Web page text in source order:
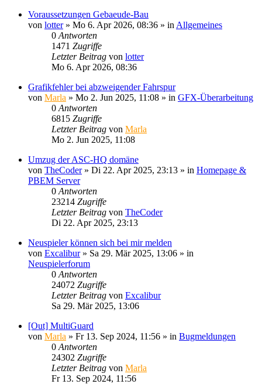
Voraussetzungen Gebaeude-Bau
von lotter» Mo 6. Apr 2026, 08:36 » in Allgemeines
0 Antworten
1471 Zugriffe
Letzter Beitrag von lotter
Mo 6. Apr 2026, 08:36
Grafikfehler bei abzweigender Fahrspur
von Marla » Mo 2. Jun 2025, 11:08 » in GFX-Überarbeitung
0 Antworten
6815 Zugriffe
Letzter Beitrag von Marla
Mo 2. Jun 2025, 11:08
Umzug der ASC-HQ domäne
von TheCoder» Di 22. Apr 2025, 23:13 » in Homepage &
PBEM Server
0 Antworten
23214 Zugriffe
Letzter Beitrag von TheCoder
Di 22. Apr 2025, 23:13
Neuspieler können sich bei mir melden
von Excalibur» Sa 29. Mär 2025, 13:06 » in
Neuspielerforum
0 Antworten
24072 Zugriffe
Letzter Beitrag von Excalibur
Sa 29. Mär 2025, 13:06
[Out] MultiGuard
von Marla » Fr 13. Sep 2024, 11:56 » in Bugmeldungen
0 Antworten
24302 Zugriffe
Letzter Beitrag von Marla
Fr 13. Sep 2024, 11:56